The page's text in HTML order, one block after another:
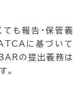
も報告・保管義
に基づいて
の提出義務は
。